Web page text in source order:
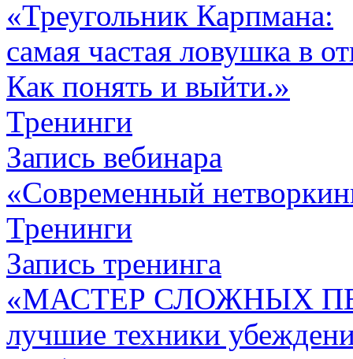
«Треугольник Карпмана:
самая частая ловушка в
Как понять и выйти.»
Тренинги
Запись вебинара
«Современный
Тренинги
Запись тренинга
«МАСТЕР СЛОЖНЫХ
лучшие техники